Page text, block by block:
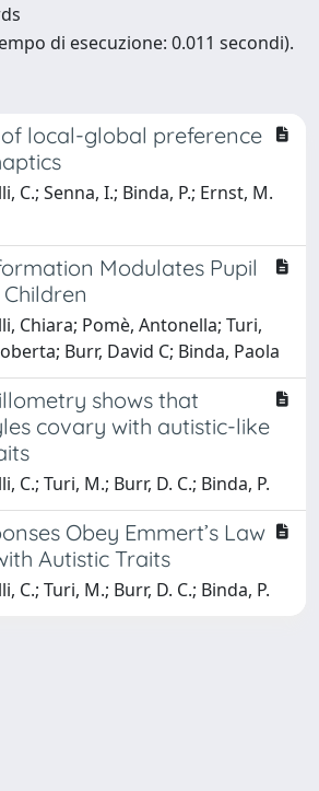
di esecuzione: 0.011 secondi).
local-global preference
C.; Senna, I.; Binda, P.; Ernst, M.
Modulates Pupil
Chiara; Pomè, Antonella; Turi,
Burr, David C; Binda, Paola
shows that
covary with autistic-like
C.; Turi, M.; Burr, D. C.; Binda, P.
Obey Emmert’s Law
Autistic Traits
C.; Turi, M.; Burr, D. C.; Binda, P.